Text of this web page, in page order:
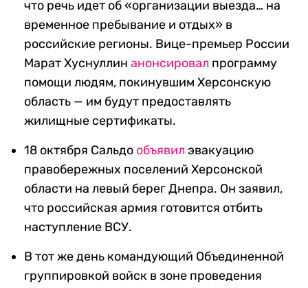
что речь идет об «организации выезда… на
временное пребывание и отдых» в
российские регионы. Вице-премьер России
Марат Хуснуллин анонсировал программу
помощи людям, покинувшим Херсонскую
область — им будут предоставлять
жилищные сертификаты.
18 октября Сальдо объявил эвакуацию
правобережных поселений Херсонской
области на левый берег Днепра. Он заявил,
что российская армия готовится отбить
наступление ВСУ.
В тот же день командующий Объединенной
группировкой войск в зоне проведения